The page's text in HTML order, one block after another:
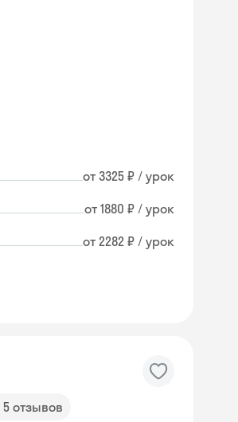
от 3325 ₽ / урок
от 1880 ₽ / урок
от 2282 ₽ / урок
5 отзывов